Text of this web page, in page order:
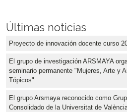
Últimas noticias
Proyecto de innovación docente curso
El grupo de investigación ARSMAYA
seminario permanente "Mujeres, Arte y
Tópicos"
El grupo Arsmaya reconocido como
Consolidado de la Universitat de